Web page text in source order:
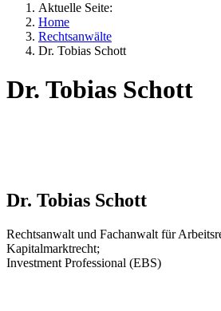
Aktuelle Seite:
Home
Rechtsanwälte
Dr. Tobias Schott
Dr. Tobias Schott
Dr. Tobias Schott
Rechtsanwalt und Fachanwalt für
Kapitalmarktrecht;
Investment Professional (EBS)